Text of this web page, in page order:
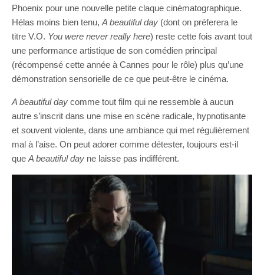
Phoenix pour une nouvelle petite claque cinématographique.
Hélas moins bien tenu, A beautiful day (dont on préferera le
titre V.O. You were never really here) reste cette fois avant tout
une performance artistique de son comédien principal
(récompensé cette année à Cannes pour le rôle) plus qu’une
démonstration sensorielle de ce que peut-être le cinéma.
A beautiful day comme tout film qui ne ressemble à aucun
autre s’inscrit dans une mise en scène radicale, hypnotisante
et souvent violente, dans une ambiance qui met régulièrement
mal à l’aise. On peut adorer comme détester, toujours est-il
que A beautiful day ne laisse pas indifférent.